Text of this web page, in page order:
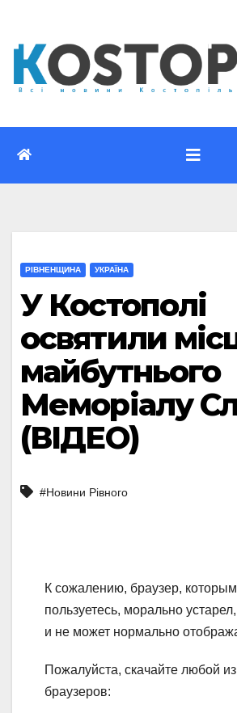
вмісту
РІВНЕНЩИНА УКРАЇНА
У Костополі
освятили
майбутнього
Меморіалу
(ВІДЕО)
#Новини Рівного
К сожалению, браузер,
пользуетесь, морально устарел,
и не может нормально
Пожалуйста, скачайте любой
браузеров: